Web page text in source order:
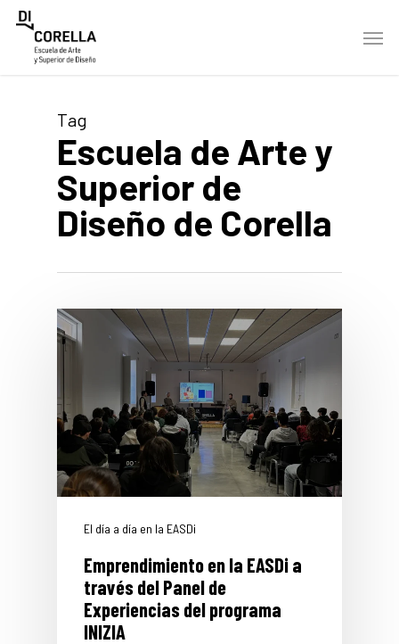
Skip
Menu
Tag
Escuela de Arte y
Superior de
Diseño de Corella
El día a día en la EASDi
Emprendimiento en la EASDi a
través del Panel de
Experiencias del programa
INIZIA